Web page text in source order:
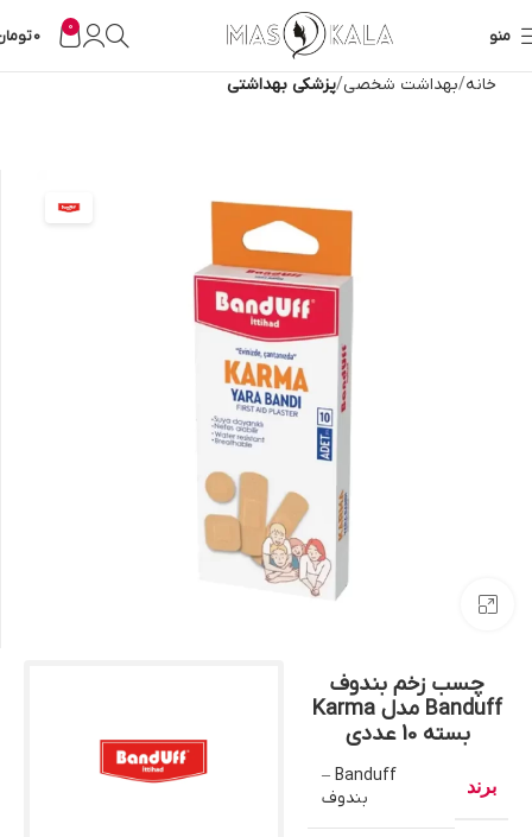
منو 0
0
خانه بهداشت شخصی پزشکی بهداشتی
چسب زخم بندوف
Banduff مدل Karma
بسته 10 عددی
برند
Banduff –
بندوف